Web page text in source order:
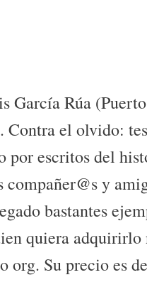
García Rúa
Contra el olvido:
por escritos del
y
bastantes
quiera adquirirlo
org. Su precio es